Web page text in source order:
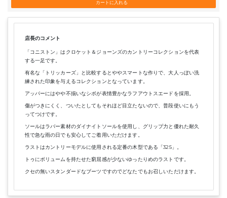
店長のコメント
「コニストン」はクロケット＆ジョーンズのカントリーコレクションを代表
する一足です。
有名な「トリッカーズ」と比較するとややスマートな作りで、大人っぽい洗
練された印象を与えるコレクションとなっています。
アッパーにはやや不揃いなシボが表情豊かなラフアウトスエードを採用。
傷がつきにくく、ついたとしてもそれほど目立たないので、普段使いにもう
ってつけです。
ソールはラバー素材のダイナイトソールを使用し、グリップ力と優れた耐久
性で急な雨の日でも安心してご着用いただけます。
ラストはカントリーモデルに使用される定番の木型である「325」。
トゥにボリュームを持たせた窮屈感が少ないゆったりめのラストです。
クセの無いスタンダードなブーツですのでどなたでもお召しいただけます。